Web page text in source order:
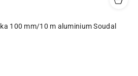
100 mm/10 m aluminium Soudal